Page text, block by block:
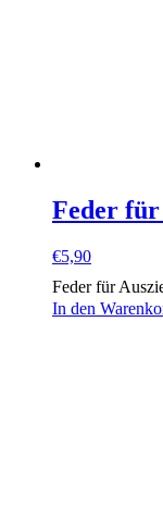
Feder für
€5,90
Feder für
In den